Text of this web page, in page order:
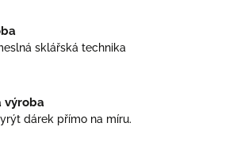
y
i
s
sklářská technika
výroba
dárek přímo na míru.